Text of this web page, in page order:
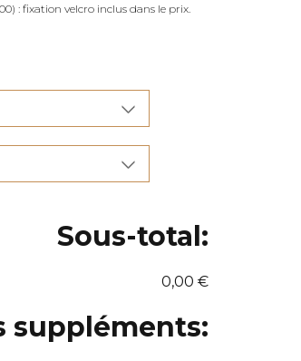
: fixation velcro inclus dans le prix.
Sous-total:
0,00 €
suppléments: